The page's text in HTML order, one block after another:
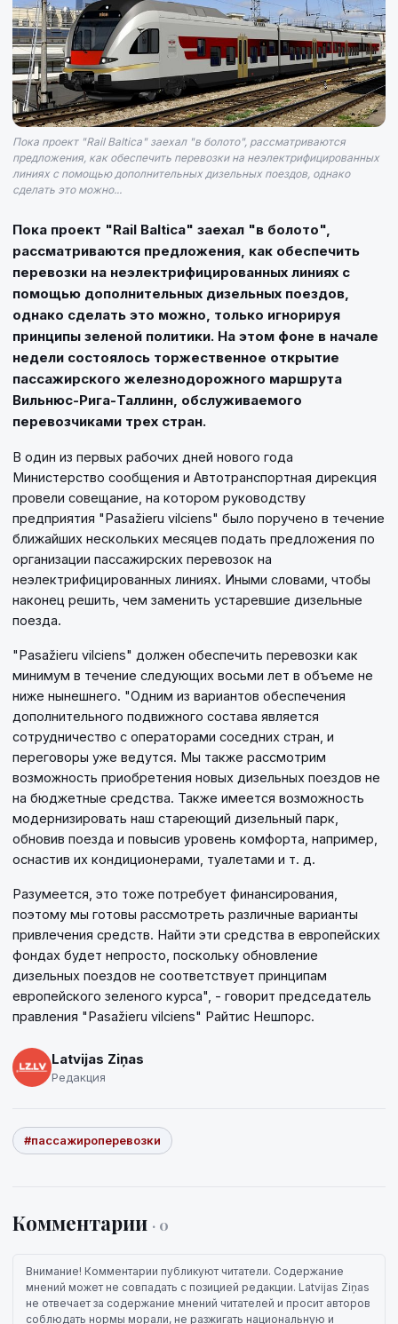
Пока проект "Rail Baltica" заехал "в болото", рассматриваются
предложения, как обеспечить перевозки на неэлектрифицированных
линиях с помощью дополнительных дизельных поездов, однако
сделать это можно...
Пока проект "Rail Baltica" заехал "в болото",
рассматриваются предложения, как обеспечить
перевозки на неэлектрифицированных линиях с
помощью дополнительных дизельных поездов,
однако сделать это можно, только игнорируя
принципы зеленой политики. На этом фоне в начале
недели состоялось торжественное открытие
пассажирского железнодорожного маршрута
Вильнюс-Рига-Таллинн, обслуживаемого
перевозчиками трех стран.
В один из первых рабочих дней нового года
Министерство сообщения и Автотранспортная дирекция
провели совещание, на котором руководству
предприятия "Pasažieru vilciens" было поручено в течение
ближайших нескольких месяцев подать предложения по
организации пассажирских перевозок на
неэлектрифицированных линиях. Иными словами, чтобы
наконец решить, чем заменить устаревшие дизельные
поезда.
"Pasažieru vilciens" должен обеспечить перевозки как
минимум в течение следующих восьми лет в объеме не
ниже нынешнего. "Одним из вариантов обеспечения
дополнительного подвижного состава является
сотрудничество с операторами соседних стран, и
переговоры уже ведутся. Мы также рассмотрим
возможность приобретения новых дизельных поездов не
на бюджетные средства. Также имеется возможность
модернизировать наш стареющий дизельный парк,
обновив поезда и повысив уровень комфорта, например,
оснастив их кондиционерами, туалетами и т. д.
Разумеется, это тоже потребует финансирования,
поэтому мы готовы рассмотреть различные варианты
привлечения средств. Найти эти средства в европейских
фондах будет непросто, поскольку обновление
дизельных поездов не соответствует принципам
европейского зеленого курса", - говорит председатель
правления "Pasažieru vilciens" Райтис Нешпорс.
Latvijas Ziņas
Редакция
#пассажироперевозки
Комментарии · 0
Внимание! Комментарии публикуют читатели. Содержание
мнений может не совпадать с позицией редакции. Latvijas Ziņas
не отвечает за содержание мнений читателей и просит авторов
соблюдать нормы морали, не разжигать национальную и